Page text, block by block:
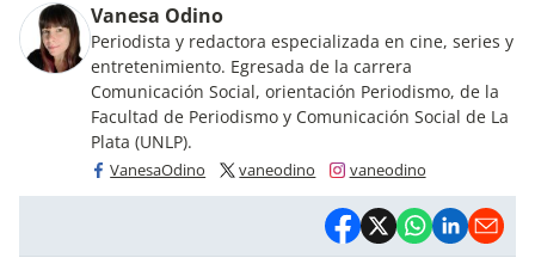
Vanesa Odino
Periodista y redactora especializada en cine, series y
entretenimiento. Egresada de la carrera
Comunicación Social, orientación Periodismo, de la
Facultad de Periodismo y Comunicación Social de La
Plata (UNLP).
VanesaOdino vaneodino vaneodino